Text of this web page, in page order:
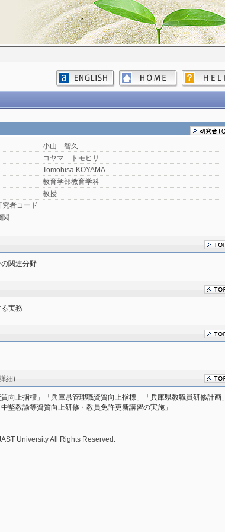
小山 智久
コヤマ トモヒサ
Tomohisa KOYAMA
教育学部教育学科
教授
者コード
関
関連分野
実務
細)
質向上指標」「兵庫県管理職資質向上指標」「兵庫県教職員研修計画」
中堅教諭等資質向上研修・教員免許更新講習の実施」